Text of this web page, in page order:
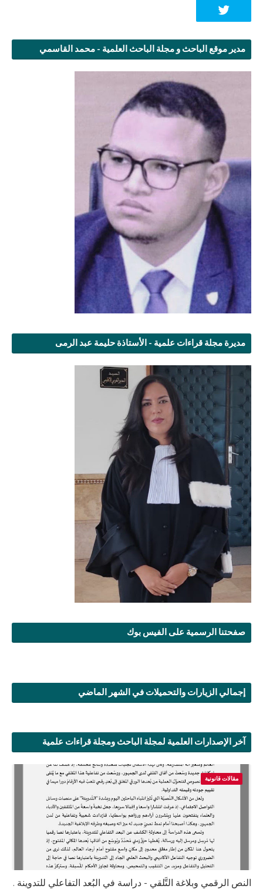
مدير موقع الباحث و مجلة الباحث العلمية - محمد القاسمي
مديرة مجلة قراءات علمية - الأستاذة حليمة عبد الرمى
صفحتنا الرسمية على الفيس بوك
إجمالي الزيارات والتحميلات في الشهر الماضي
آخر الإصدارات العلمية لمجلة الباحث ومجلة قراءات علمية
مقالات قانونية
النص الرقمي وبلاغة التَّلقي - دراسة في البُعد التفاعلي للتدوينة .